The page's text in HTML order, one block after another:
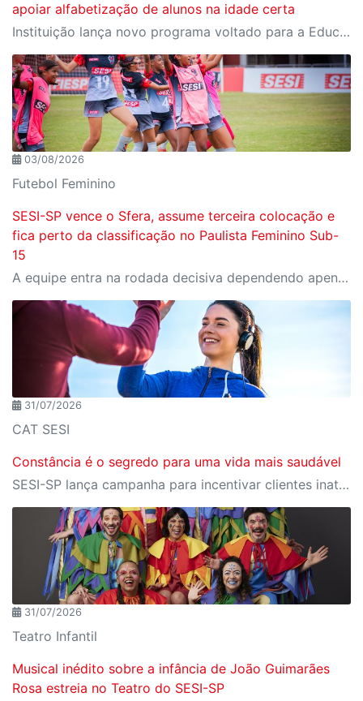
apoiar alfabetização de alunos na idade certa
Instituição lança novo programa voltado para a Educação Infantil e primeiros anos escolares no qual oferece, gratuitamente, formação e recursos pedagógicos para docentes e gestores de municípios paulistas
03/08/2026
Futebol Feminino
SESI-SP vence o Sfera, assume terceira colocação e
fica perto da classificação no Paulista Feminino Sub-
15
A equipe entra na rodada decisiva dependendo apenas de seus próprios resultados para avançar ao mata-mata
31/07/2026
CAT SESI
Constância é o segredo para uma vida mais saudável
SESI-SP lança campanha para incentivar clientes inativos a retomarem a prática de atividades físicas, esporte e lazer com benefícios exclusivos
31/07/2026
Teatro Infantil
Musical inédito sobre a infância de João Guimarães
Rosa estreia no Teatro do SESI-SP